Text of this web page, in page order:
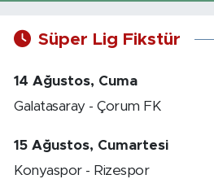
Süper Lig Fikstür
14 Ağustos, Cuma
Galatasaray - Çorum FK
15 Ağustos, Cumartesi
Konyaspor - Rizespor